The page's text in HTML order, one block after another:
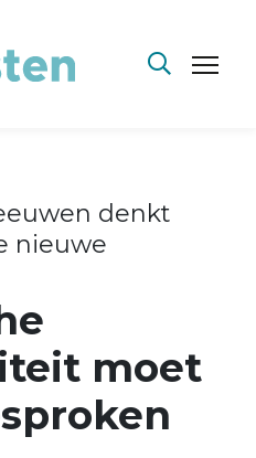
denkt
nieuwe
moet